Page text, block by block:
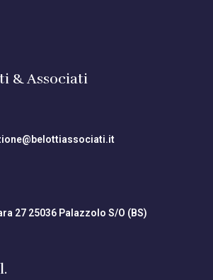
& Associati
27 25036 Palazzolo S/O (BS)